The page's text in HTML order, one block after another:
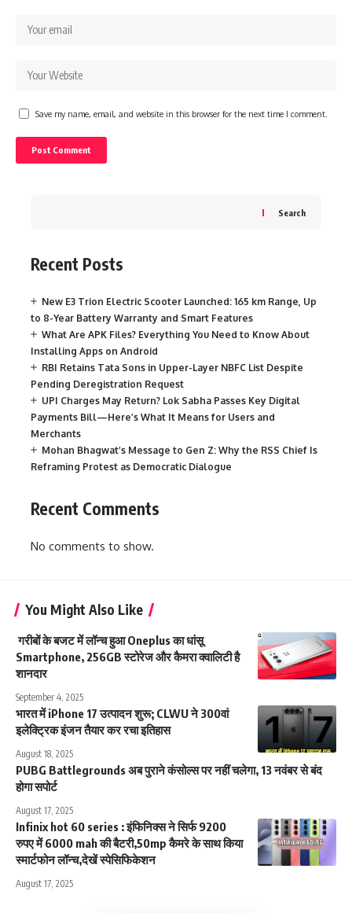
Save my name, email, and website in this browser for the next time I comment.
Search
Recent Posts
New E3 Trion Electric Scooter Launched: 165 km Range, Up
to 8-Year Battery Warranty and Smart Features
What Are APK Files? Everything You Need to Know About
Installing Apps on Android
RBI Retains Tata Sons in Upper-Layer NBFC List Despite
Pending Deregistration Request
UPI Charges May Return? Lok Sabha Passes Key Digital
Payments Bill—Here’s What It Means for Users and
Merchants
Mohan Bhagwat’s Message to Gen Z: Why the RSS Chief Is
Reframing Protest as Democratic Dialogue
Recent Comments
No comments to show.
You Might Also Like
गरीबों के बजट में लॉन्च हुआ Oneplus का धांसू
Smartphone, 256GB स्टोरेज और कैमरा क्वालिटी है
शानदार
September 4, 2025
भारत में iPhone 17 उत्पादन शुरू; CLWU ने 300वां
इलेक्ट्रिक इंजन तैयार कर रचा इतिहास
August 18, 2025
PUBG Battlegrounds अब पुराने कंसोल्स पर नहीं चलेगा, 13 नवंबर से बंद
होगा सपोर्ट
August 17, 2025
Infinix hot 60 series : इंफिनिक्स ने सिर्फ 9200
रुपए में 6000 mah की बैटरी,50mp कैमरे के साथ किया
स्मार्टफोन लॉन्च,देखें स्पेसिफिकेशन
August 17, 2025